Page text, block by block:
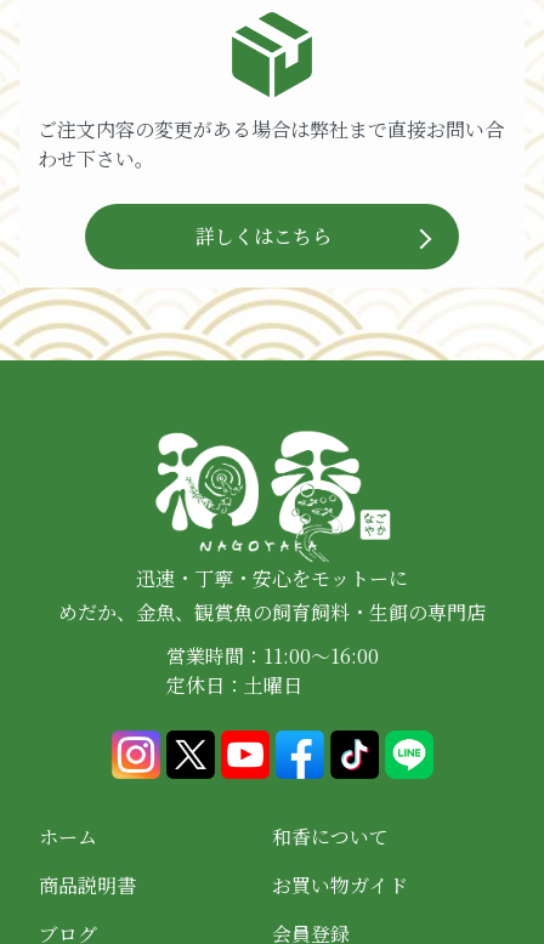
ご注文内容の変更がある場合は弊社まで直接お問い合
わせ下さい。
詳しくはこちら
迅速・丁寧・安心をモットーに
めだか、金魚、観賞魚の飼育飼料・生餌の専門店
営業時間：11:00～16:00
定休日：土曜日
ホーム
和香について
商品説明書
お買い物ガイド
ブログ
会員登録